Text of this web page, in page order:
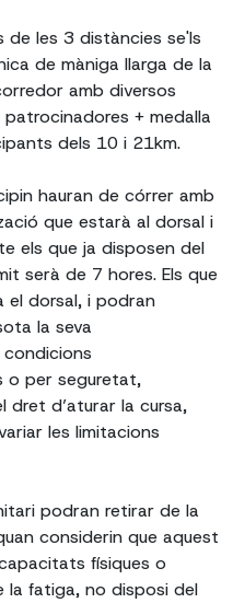
les 3 distàncies se'ls
de màniga llarga de la
amb diversos
+ medalla
dels 10 i 21km.
hauran de córrer amb
que estarà al dorsal i
els que ja disposen del
serà de 7 hores. Els que
el dorsal, i podran
la seva
o per seguretat,
dret d’aturar la cursa,
les limitacions
podran retirar de la
considerin que aquest
físiques o
la fatiga, no disposi del